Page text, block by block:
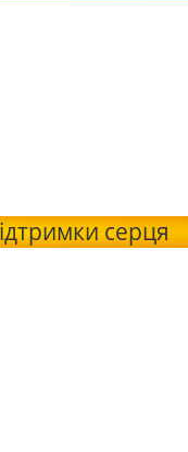
серця